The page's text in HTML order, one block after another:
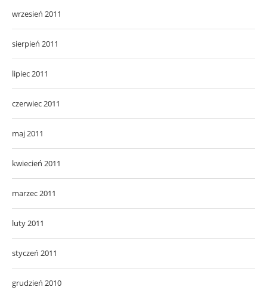
wrzesień 2011
sierpień 2011
lipiec 2011
czerwiec 2011
maj 2011
kwiecień 2011
marzec 2011
luty 2011
styczeń 2011
grudzień 2010